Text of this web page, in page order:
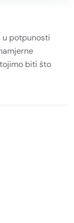
u potpunosti
biti što